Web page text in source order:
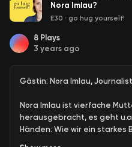
Nora Imlau?
E30 · go hug yourself!
8 Plays
3 years ago
Gästin: Nora Imlau,
Nora Imlau ist vierfache
herausgebracht, es geht
Händen: Wie wir ein starkes